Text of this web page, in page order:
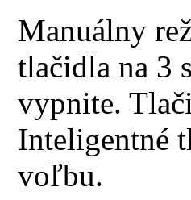
Manuálny
tlačidla na 3
vypnite.
Inteligentné
voľbu.